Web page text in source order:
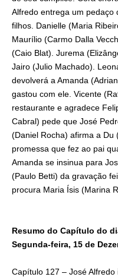
Alfredo entrega um pedaço
filhos. Danielle (Maria
Maurílio (Carmo Dalla
(Caio Blat). Jurema
Jairo (Julio Machado).
devolverá a Amanda
gastou com ele. Vicente
restaurante e agradece
Cabral) pede que José
(Daniel Rocha) afirma a Du
promessa que fez ao pai
Amanda se insinua para
(Paulo Betti) da gravação
procura Maria Ísis (Marina
Resumo do Capítulo do
Segunda-feira, 15 de
Capítulo 127 – José